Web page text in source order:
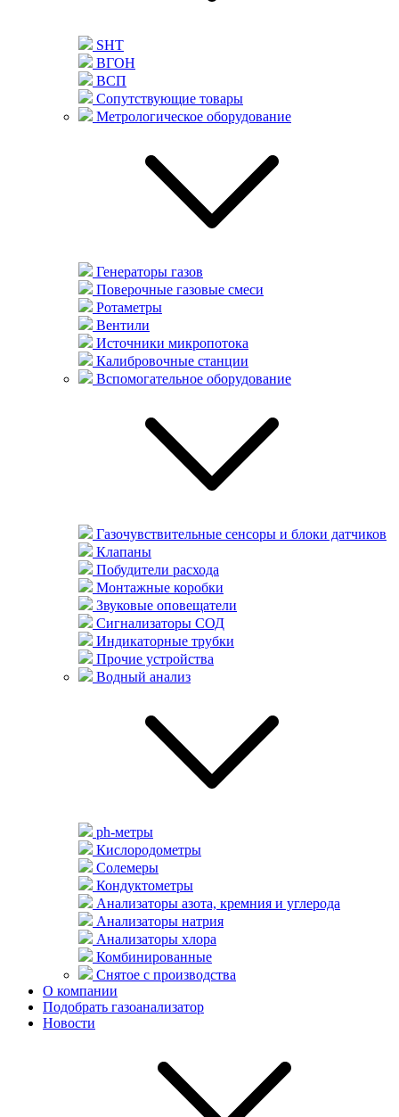
SHT
ВГОН
ВСП
Сопутствующие товары
Метрологическое оборудование
Генераторы газов
Поверочные газовые смеси
Ротаметры
Вентили
Источники микропотока
Калибровочные станции
Вспомогательное оборудование
Газочувствительные сенсоры и блоки датчиков
Клапаны
Побудители расхода
Монтажные коробки
Звуковые оповещатели
Сигнализаторы СОД
Индикаторные трубки
Прочие устройства
Водный анализ
ph-метры
Кислородометры
Солемеры
Кондуктометры
Анализаторы азота, кремния и углерода
Анализаторы натрия
Анализаторы хлора
Комбинированные
Снятое с производства
О компании
Подобрать газоанализатор
Новости